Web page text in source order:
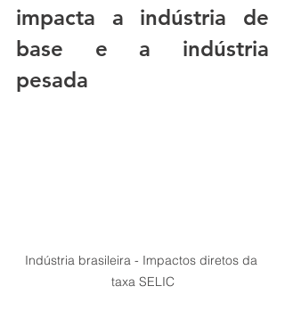
impacta a indústria de
base e a indústria
pesada
Indústria brasileira - Impactos diretos da
taxa SELIC